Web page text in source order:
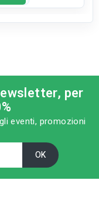
18
PRODOTTO
e frattoni
per
eventi, promozioni